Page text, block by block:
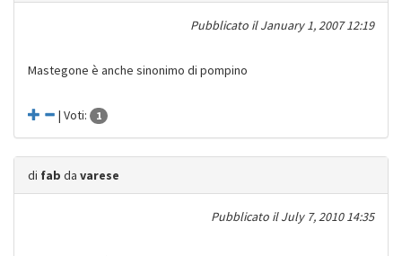
Pubblicato ilJanuary 1, 2007 12:19
Mastegone è anche sinonimo di pompino
| Voti: 1
di fab da varese
Pubblicato ilJuly 7, 2010 14:35